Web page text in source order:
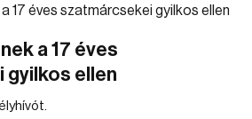
a 17 éves
gyilkos ellen